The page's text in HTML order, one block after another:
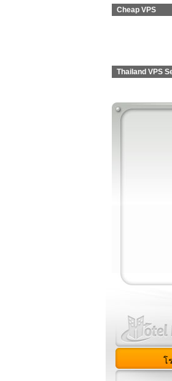
Cheap VPS
Thailand VPS
โ